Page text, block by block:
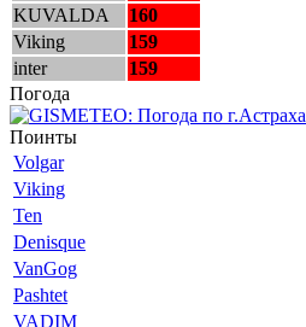
KUVALDA
160
Viking
159
inter
159
Погода
Поинты
Volgar
Viking
Ten
Denisque
VanGog
Pashtet
VADIM